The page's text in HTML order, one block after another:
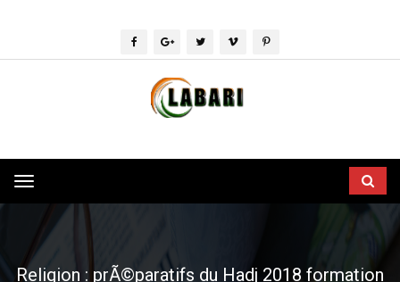
Toggle
navigation
Religion : prÃ©paratifs du Hadj 2018 formation